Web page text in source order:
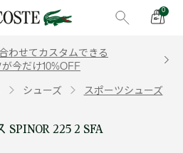
0
わせてカスタムできる
が今だけ10%OFF
シューズ スポーツシューズ
SPINOR 225 2 SFA